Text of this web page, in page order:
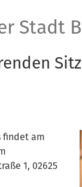
Stadt
findet am
1, 02625